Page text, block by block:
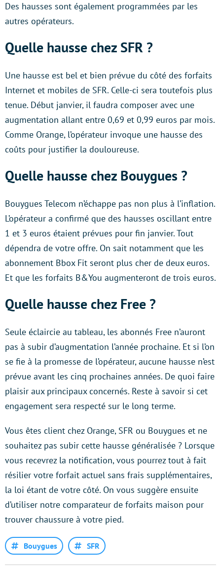
Des hausses sont également programmées par les
autres opérateurs.
Quelle hausse chez SFR ?
Une hausse est bel et bien prévue du côté des forfaits
Internet et mobiles de SFR. Celle-ci sera toutefois plus
tenue. Début janvier, il faudra composer avec une
augmentation allant entre 0,69 et 0,99 euros par mois.
Comme Orange, l’opérateur invoque une hausse des
coûts pour justifier la douloureuse.
Quelle hausse chez Bouygues ?
Bouygues Telecom n’échappe pas non plus à l’inflation.
L’opérateur a confirmé que des hausses oscillant entre
1 et 3 euros étaient prévues pour fin janvier. Tout
dépendra de votre offre. On sait notamment que les
abonnement Bbox Fit seront plus cher de deux euros.
Et que les forfaits B&You augmenteront de trois euros.
Quelle hausse chez Free ?
Seule éclaircie au tableau, les abonnés Free n’auront
pas à subir d’augmentation l’année prochaine. Et si l’on
se fie à la promesse de l’opérateur, aucune hausse n’est
prévue avant les cinq prochaines années. De quoi faire
plaisir aux principaux concernés. Reste à savoir si cet
engagement sera respecté sur le long terme.
Vous êtes client chez Orange, SFR ou Bouygues et ne
souhaitez pas subir cette hausse généralisée ? Lorsque
vous recevrez la notification, vous pourrez tout à fait
résilier votre forfait actuel sans frais supplémentaires,
la loi étant de votre côté. On vous suggère ensuite
d’utiliser notre comparateur de forfaits maison pour
trouver chaussure à votre pied.
Bouygues SFR